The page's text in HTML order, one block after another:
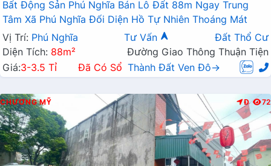
Bất Động Sản Phú Nghĩa Bán Lô Đất 88m Ngay Trung
Tâm Xã Phú Nghĩa Đối Diện Hồ Tự Nhiên Thoáng Mát
Vị Trí: Phú Nghĩa Tư Vấn
Đất Thổ Cư
Diện Tích: 88m²
Đường Giao Thông Thuận Tiện
Giá:3-3.5 Tỉ Đã Có Sổ Thành Đất Ven Đô→
CHƯƠNG MỸ Đ 72